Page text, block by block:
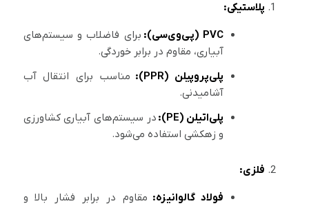
پلاستیکی:
PVC (پی‌وی‌سی):
برای فاضلاب و سیستم‌های
آبیاری، مقاوم در برابر خوردگی.
پلی‌پروپیلن (PPR):
مناسب برای انتقال آب
آشامیدنی.
پلی‌اتیلن (PE):
در سیستم‌های آبیاری کشاورزی
و زهکشی استفاده می‌شود.
فلزی:
فولاد گالوانیزه: مقاوم در برابر فشار بالا و